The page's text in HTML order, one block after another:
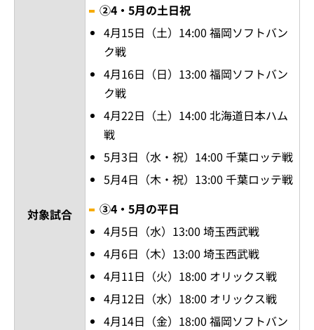
対象試合
②4・5月の土日祝
4月15日（土）14:00 福岡ソフトバン
ク戦
4月16日（日）13:00 福岡ソフトバン
ク戦
4月22日（土）14:00 北海道日本ハム
戦
5月3日（水・祝）14:00 千葉ロッテ戦
5月4日（木・祝）13:00 千葉ロッテ戦
③4・5月の平日
4月5日（水）13:00 埼玉西武戦
4月6日（木）13:00 埼玉西武戦
4月11日（火）18:00 オリックス戦
4月12日（水）18:00 オリックス戦
4月14日（金）18:00 福岡ソフトバン